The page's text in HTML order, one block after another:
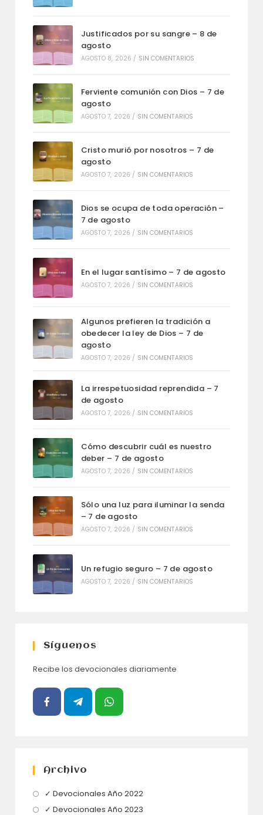
Justificados por su sangre – 8 de
agosto
AGOSTO 8, 2026 / SIN COMENTARIOS
Ferviente comunión con Dios – 7 de
agosto
AGOSTO 7, 2026 / SIN COMENTARIOS
Cristo murió por nosotros – 7 de
agosto
AGOSTO 7, 2026 / SIN COMENTARIOS
Dios se ocupa de toda operación –
7 de agosto
AGOSTO 7, 2026 / SIN COMENTARIOS
En el lugar santísimo – 7 de agosto
AGOSTO 7, 2026 / SIN COMENTARIOS
Algunos prefieren la tradición a
obedecer la ley de Dios – 7 de
agosto
AGOSTO 7, 2026 / SIN COMENTARIOS
La irrespetuosidad reprendida – 7
de agosto
AGOSTO 7, 2026 / SIN COMENTARIOS
Cómo descubrir cuál es nuestro
deber – 7 de agosto
AGOSTO 7, 2026 / SIN COMENTARIOS
Sólo una luz para iluminar la senda
– 7 de agosto
AGOSTO 7, 2026 / SIN COMENTARIOS
Un refugio seguro – 7 de agosto
AGOSTO 7, 2026 / SIN COMENTARIOS
Síguenos
Recibe los devocionales diariamente
Archivo
✓ Devocionales Año 2022Se
✓ Devocionales Año 2023